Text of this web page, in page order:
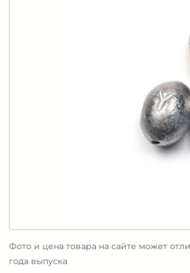
Фото и цена товара на сайте может
года выпуска